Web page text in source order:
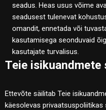
seadus. Heas usus võime
seadusest tulenevat
omandit, ennetada või
kasutamisega seonduvaid
kasutajate turvalisus.
Teie isikuandmete
Ettevõte säilitab Teie
käesolevas